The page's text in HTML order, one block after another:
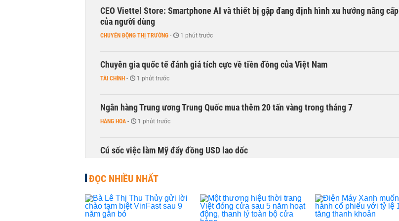
CEO Viettel Store: Smartphone AI và thiết bị gập đang định hình xu hướng nâng cấp
của người dùng
CHUYỂN ĐỘNG THỊ TRƯỜNG - 1 phút trước
Chuyên gia quốc tế đánh giá tích cực về tiền đồng của Việt Nam
TÀI CHÍNH - 1 phút trước
Ngân hàng Trung ương Trung Quốc mua thêm 20 tấn vàng trong tháng 7
HÀNG HÓA - 1 phút trước
Cú sốc việc làm Mỹ đẩy đồng USD lao dốc
AEON bán mảng siêu thị tại Thái Lan, dồn lực cho ‘cuộc chiến’ tại Việt Nam
KINH DOANH 1 phút trước
ĐỌC NHIỀU NHẤT